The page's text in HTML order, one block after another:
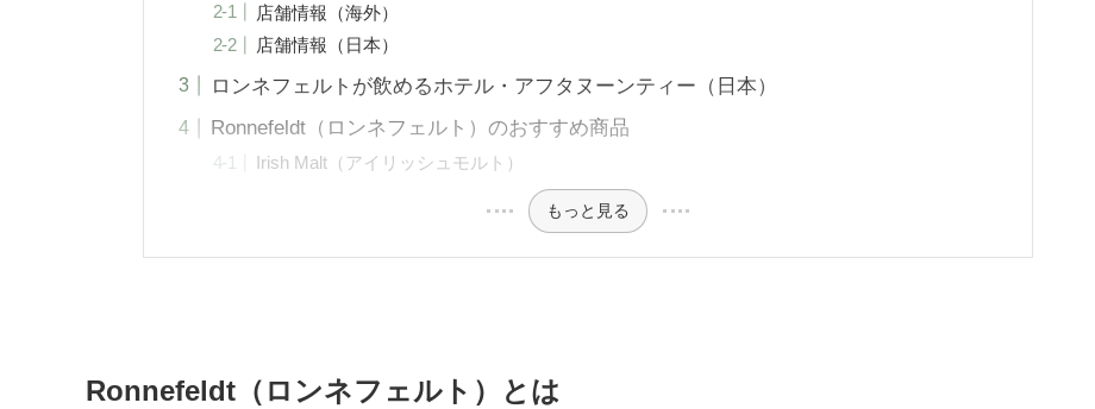
店舗情報（海外）
店舗情報（日本）
ロンネフェルトが飲めるホテル・アフタヌーンティー（日本）
Ronnefeldt（ロンネフェルト）のおすすめ商品
Irish Malt（アイリッシュモルト）
もっと見る
Ronnefeldt（ロンネフェルト）とは